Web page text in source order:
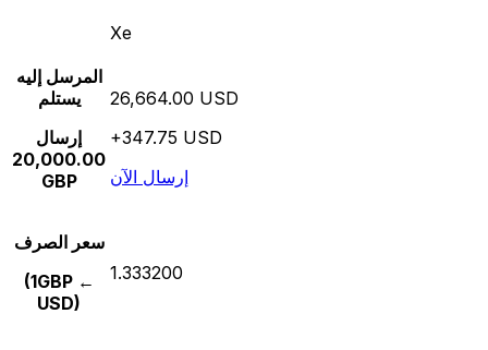
Xe
المرسل إليه
يستلم
إرسال
20,000.00
GBP
26,664.00 USD
+347.75 USD
إرسال الآن
سعر الصرف
(1GBP ←
USD)
1.333200